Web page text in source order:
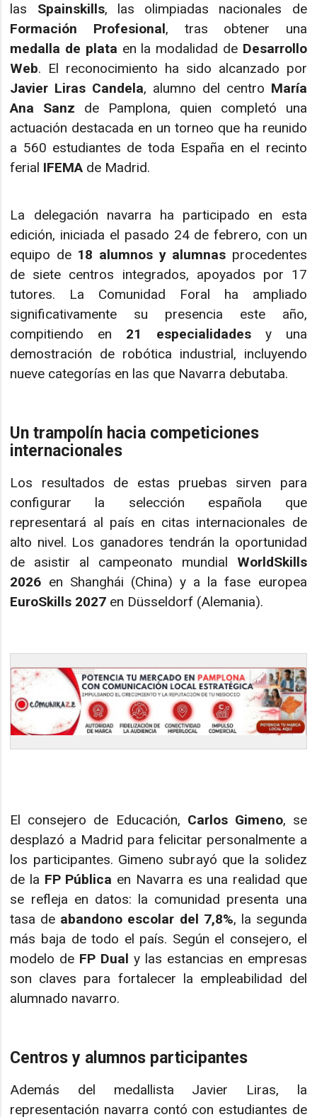
las Spainskills, las olimpiadas nacionales de
Formación Profesional, tras obtener una
medalla de plata en la modalidad de Desarrollo
Web. El reconocimiento ha sido alcanzado por
Javier Liras Candela, alumno del centro María
Ana Sanz de Pamplona, quien completó una
actuación destacada en un torneo que ha reunido
a 560 estudiantes de toda España en el recinto
ferial IFEMA de Madrid.
La delegación navarra ha participado en esta
edición, iniciada el pasado 24 de febrero, con un
equipo de 18 alumnos y alumnas procedentes
de siete centros integrados, apoyados por 17
tutores. La Comunidad Foral ha ampliado
significativamente su presencia este año,
compitiendo en 21 especialidadesy una
demostración de robótica industrial, incluyendo
nueve categorías en las que Navarra debutaba.
Un trampolín hacia competiciones
internacionales
Los resultados de estas pruebas sirven para
configurar la selección española que
representará al país en citas internacionales de
alto nivel. Los ganadores tendrán la oportunidad
de asistir al campeonato mundial WorldSkills
2026 en Shanghái (China) y a la fase europea
EuroSkills 2027 en Düsseldorf (Alemania).
El consejero de Educación, Carlos Gimeno, se
desplazó a Madrid para felicitar personalmente a
los participantes. Gimeno subrayó que la solidez
de la FP Pública en Navarra es una realidad que
se refleja en datos: la comunidad presenta una
tasa de abandono escolar del 7,8%, la segunda
más baja de todo el país. Según el consejero, el
modelo de FP Dual y las estancias en empresas
son claves para fortalecer la empleabilidad del
alumnado navarro.
Centros y alumnos participantes
Además del medallista Javier Liras, la
representación navarra contó con estudiantes de